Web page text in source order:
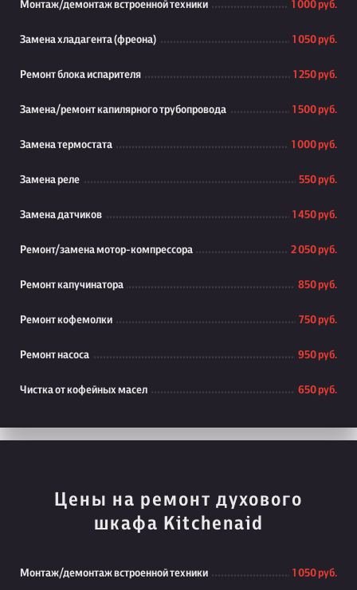
Монтаж/демонтаж встроенной техники 1 000 руб.
Замена хладагента (фреона) 1 050 руб.
Ремонт блока испарителя 1 250 руб.
Замена/ремонт капилярного трубопровода 1 500 руб.
Замена термостата 1 000 руб.
Замена реле 550 руб.
Замена датчиков 1 450 руб.
Ремонт/замена мотор-компрессора 2 050 руб.
Ремонт капучинатора 850 руб.
Ремонт кофемолки 750 руб.
Ремонт насоса 950 руб.
Чистка от кофейных масел 650 руб.
Цены на ремонт духового
шкафа Kitchenaid
Монтаж/демонтаж встроенной техники 1 050 руб.